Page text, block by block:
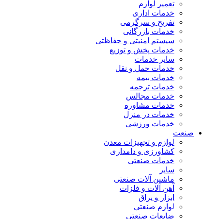
تعمیر لوازم
خدمات اداری
تفریح و سرگرمی
خدمات بازرگانی
سیستم امنیتی و حفاظتی
خدمات پخش و توزیع
سایر خدمات
خدمات حمل و نقل
خدمات بیمه
خدمات ترجمه
خدمات مجالس
خدمات مشاوره
خدمات در منزل
خدمات ورزشی
صنعت
لوازم و تجهیزات معدن
کشاورزی و دامداری
خدمات صنعتی
سایر
ماشین آلات صنعتی
آهن آلات و فلزات
ابزار و یراق
لوازم صنعتی
ضایعات صنعتی